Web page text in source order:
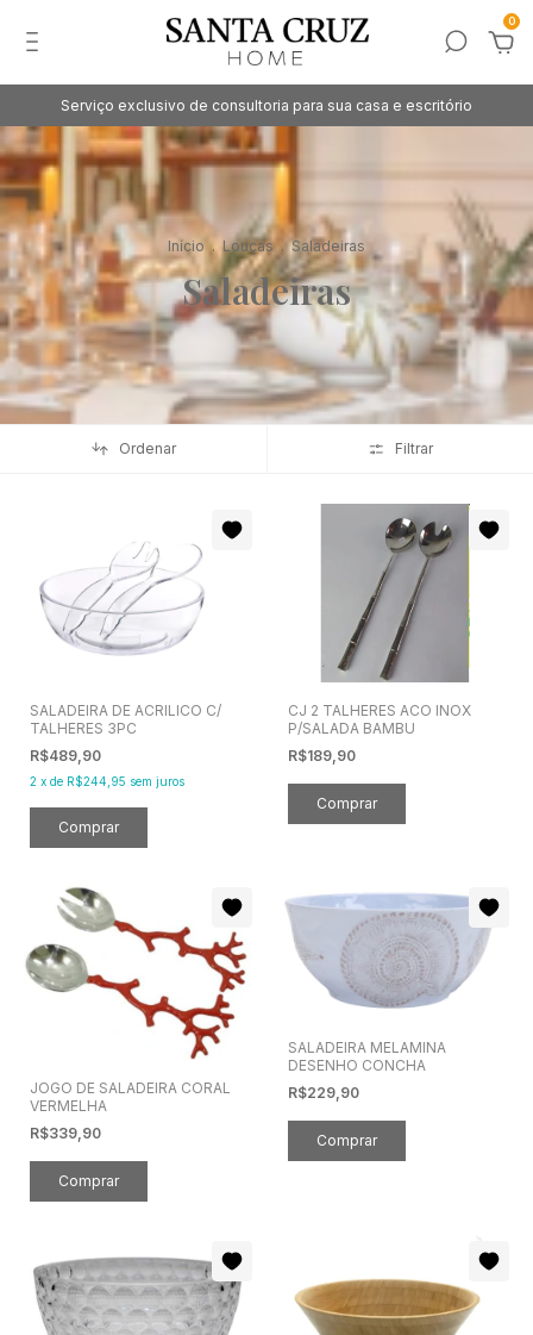
0
Serviço exclusivo de consultoria para sua casa e escritório
Início . Louças . Saladeiras
Saladeiras
Ordenar Filtrar
SALADEIRA DE ACRILICO C/
TALHERES 3PC
R$489,90
2 x de R$244,95 sem juros
CJ 2 TALHERES ACO INOX
P/SALADA BAMBU
R$189,90
JOGO DE SALADEIRA CORAL
VERMELHA
R$339,90
SALADEIRA MELAMINA
DESENHO CONCHA
R$229,90